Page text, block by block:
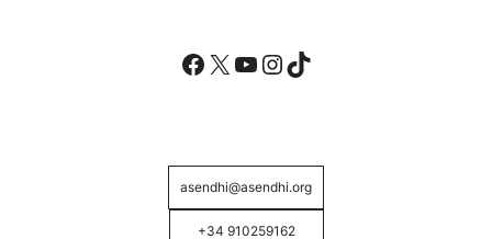
Facebook
X YouTube
Instagram
TikTok
asendhi@asendhi.org
+34 910259162